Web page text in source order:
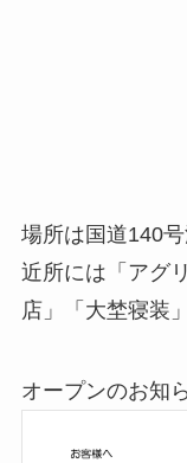
場所は国道140号
近所には「アグ
店」「大埜寝装
オープンのお知